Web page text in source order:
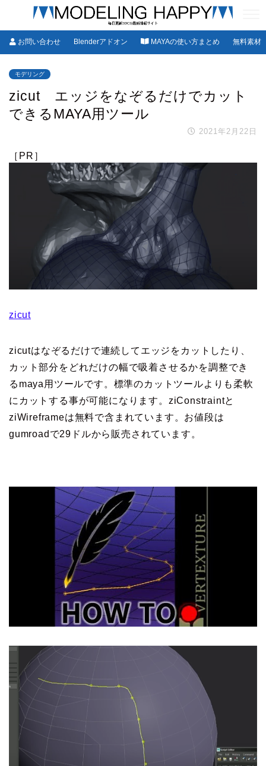
お問い合わせ Blenderアドオン MAYAの使い方まとめ 無料素材
モデリング
zicut エッジをなぞるだけでカット
できるMAYA用ツール
2021年2月22日
［PR］
zicut
zicutはなぞるだけで連続してエッジをカットしたり、
カット部分をどれだけの幅で吸着させるかを調整でき
るmaya用ツールです。標準のカットツールよりも柔軟
にカットする事が可能になります。ziConstraintと
ziWireframeは無料で含まれています。お値段は
gumroadで29ドルから販売されています。